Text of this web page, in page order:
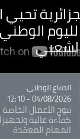
تحيي
Catégorie
الدفاع الوطني
04/08/2026 - 12:10
فوج الأعمال الخاصة
كفاءة عالية
المهام المعقدة